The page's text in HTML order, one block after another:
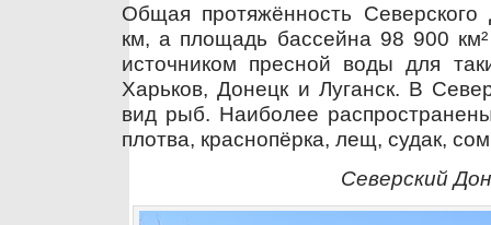
Общая протяжённость Северского
км, а площадь бассейна 98 900
источником пресной воды для
Харьков, Донецк и Луганск. В
вид рыб. Наиболее
плотва, краснопёрка, лещ, судак,
Северский